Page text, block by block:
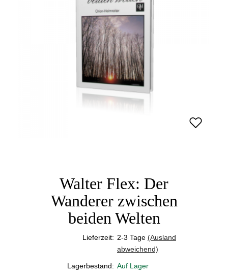
Walter Flex: Der
Wanderer zwischen
beiden Welten
Lieferzeit: 2-3 Tage (Ausland
abweichend)
Lagerbestand: Auf Lager